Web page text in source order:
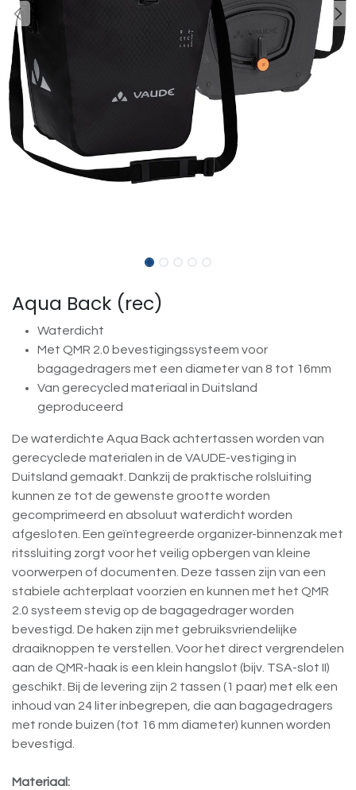
Aqua Back (rec)
Waterdicht
Met QMR 2.0 bevestigingssysteem voor
bagagedragers met een diameter van 8 tot 16mm
Van gerecycled materiaal in Duitsland
geproduceerd
De waterdichte Aqua Back achtertassen worden van
gerecyclede materialen in de VAUDE-vestiging in
Duitsland gemaakt. Dankzij de praktische rolsluiting
kunnen ze tot de gewenste grootte worden
gecomprimeerd en absoluut waterdicht worden
afgesloten. Een geïntegreerde organizer-binnenzak met
ritssluiting zorgt voor het veilig opbergen van kleine
voorwerpen of documenten. Deze tassen zijn van een
stabiele achterplaat voorzien en kunnen met het QMR
2.0 systeem stevig op de bagagedrager worden
bevestigd. De haken zijn met gebruiksvriendelijke
draaiknoppen te verstellen. Voor het direct vergrendelen
aan de QMR-haak is een klein hangslot (bijv. TSA-slot II)
geschikt. Bij de levering zijn 2 tassen (1 paar) met elk een
inhoud van 24 liter inbegrepen, die aan bagagedragers
met ronde buizen (tot 16 mm diameter) kunnen worden
bevestigd.
Materiaal: